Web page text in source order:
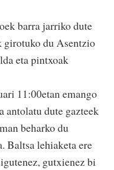
barra jarriko dute
du Asentzio
eta pintxoak
11:00etan emango
antolatu dute gazteek
beharko du
Baltsa lehiaketa ere
gutxienez bi